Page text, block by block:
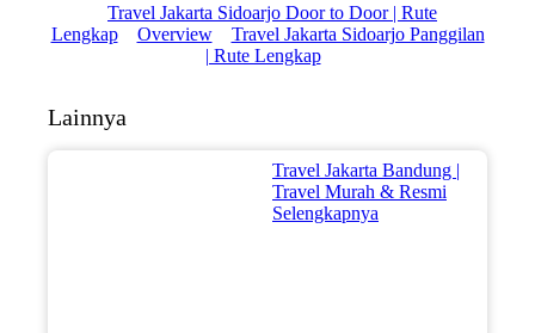
Travel Jakarta Sidoarjo Door to Door | Rute
Lengkap
Overview
Travel Jakarta Sidoarjo Panggilan
| Rute Lengkap
Lainnya
Travel Jakarta Bandung |
Travel Murah & Resmi
Selengkapnya